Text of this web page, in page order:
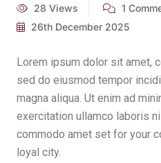
28 Views
1
26th December 2025
Lorem ipsum dolor sit amet,
sed do eiusmod tempor
magna aliqua. Ut enim ad
exercitation ullamco laboris
commodo amet set for your
loyal city.